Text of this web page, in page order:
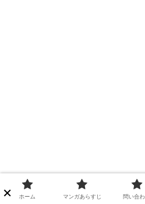
ホーム マンガあらすじ 問い合